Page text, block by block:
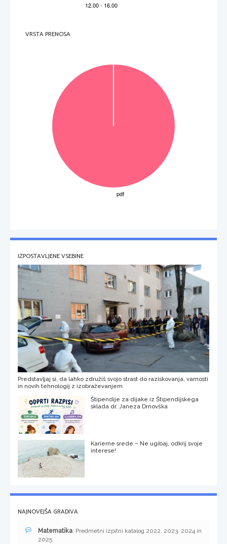
VRSTA PRENOSA
IZPOSTAVLJENE VSEBINE
Predstavljaj si, da lahko združiš svojo strast do raziskovanja, varnosti
in novih tehnologij z izobraževanjem
Štipendije za dijake iz Štipendijskega
sklada dr. Janeza Drnovška
Karierne srede – Ne ugibaj, odkrij svoje
interese!
NAJNOVEJŠA GRADIVA
Matematika: Predmetni izpitni katalog 2022, 2023, 2024 in
2025